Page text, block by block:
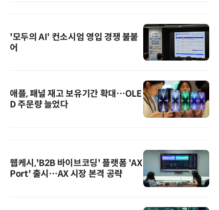
'모두의 AI' 컨소시엄 영입 경쟁 불붙
어
애플, 패널 재고 보유기간 확대…OLE
D 주문량 늘었다
웹케시,'B2B 바이브코딩' 플랫폼 'AX
Port' 출시…AX 시장 본격 공략